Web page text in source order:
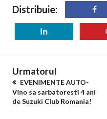
Distribuie:
Urmatorul
EVENIMENTE AUTO-
Vino sa sarbatoresti 4 ani
de Suzuki Club Romania!